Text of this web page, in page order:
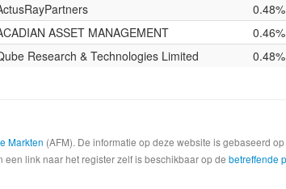
0.48%
ASSET MANAGEMENT 0.46%
Research & Technologies Limited 0.48%
Markten (AFM). De informatie op deze website is gebaseerd
link naar het register zelf is beschikbaar op de betreffende